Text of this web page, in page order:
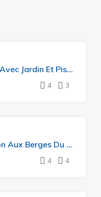
A Louer Une Superbe Villa Avec Jardin Et Piscine
4 3
A Louer Un Bien D’exception Aux Berges Du Lac
4 4